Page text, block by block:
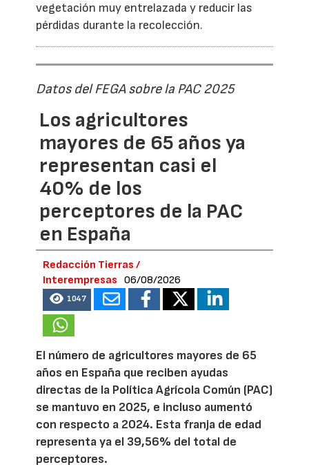
vegetación muy entrelazada y reducir las
pérdidas durante la recolección.
Datos del FEGA sobre la PAC 2025
Los agricultores
mayores de 65 años ya
representan casi el
40% de los
perceptores de la PAC
en España
Redacción Tierras /
Interempresas
06/08/2026
1047
El número de agricultores mayores de 65
años en España que reciben ayudas
directas de la Política Agrícola Común (PAC)
se mantuvo en 2025, e incluso aumentó
con respecto a 2024. Esta franja de edad
representa ya el 39,56% del total de
perceptores.